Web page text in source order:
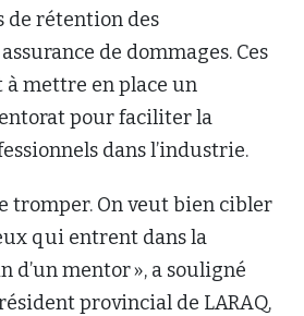
de rétention des
de dommages. Ces
à mettre en place un
pour faciliter la
dans l’industrie.
tromper. On veut bien cibler
qui entrent dans la
d’un mentor », a souligné
provincial de LARAQ,